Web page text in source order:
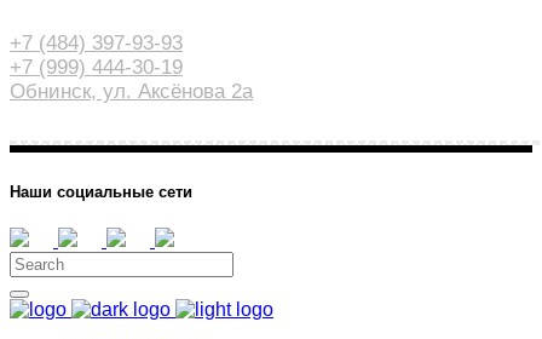
+7 (484) 397-93-93
+7 (999) 444-30-19
Обнинск, ул. Аксёнова 2а
Наши социальные сети